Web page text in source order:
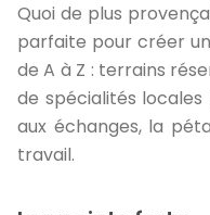
Quoi de plus
parfaite pour créer
de A à Z : terrains
de spécialités
aux échanges, la
travail.